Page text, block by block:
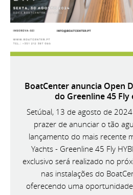
BoatCenter anuncia Open
do Greenline 45 Fly
Setúbal, 13 de agosto de
prazer de anunciar o tão
lançamento do mais recente
Yachts - Greenline 45 Fly
exclusivo será realizado no
nas instalações do
oferecendo uma